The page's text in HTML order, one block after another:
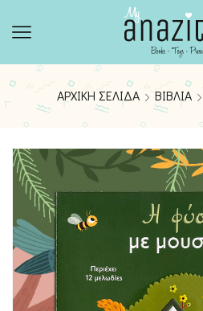
ΑΡΧΙΚΉ ΣΕΛΊΔΑ ΒΙΒΛΊΑ